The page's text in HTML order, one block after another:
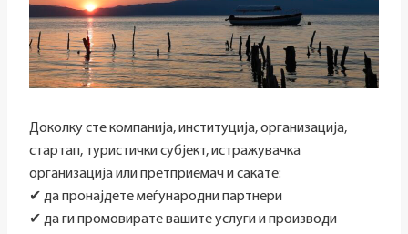
Доколку сте компанија, институција, организација,
стартап, туристички субјект, истражувачка
организација или претприемач и сакате:
✔ да пронајдете меѓународни партнери
✔ да ги промовирате вашите услуги и производи